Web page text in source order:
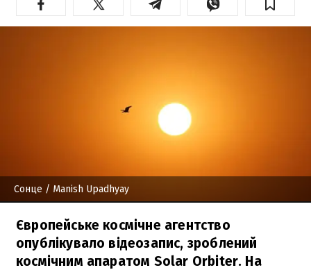
Сонце / Manish Upadhyay
Європейське космічне агентство
опублікувало відеозапис, зроблений
космічним апаратом Solar Orbiter. На